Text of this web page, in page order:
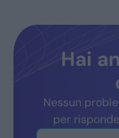
Hai
Nessun
per